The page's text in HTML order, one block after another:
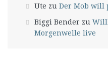
Ute zu Der Mob will
Biggi Bender zu
Morgenwelle live